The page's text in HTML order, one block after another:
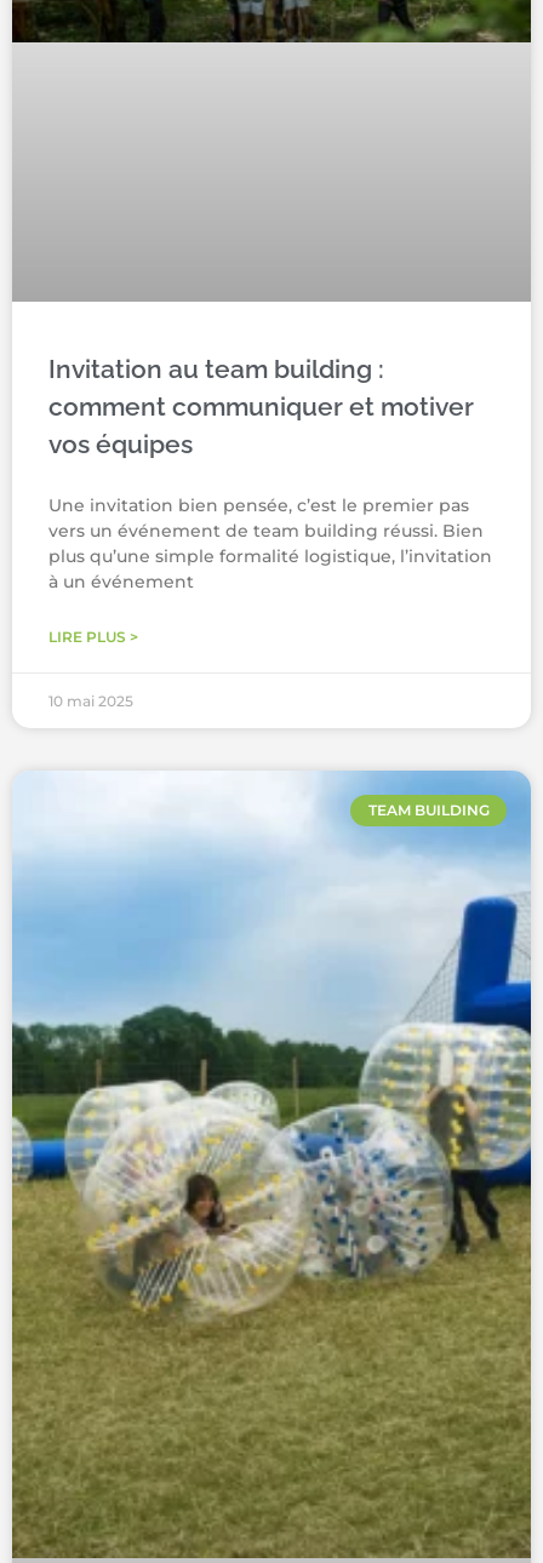
Invitation au team building :
comment communiquer et motiver
vos équipes
Une invitation bien pensée, c’est le premier pas
vers un événement de team building réussi. Bien
plus qu’une simple formalité logistique, l’invitation
à un événement
LIRE PLUS >
10 mai 2025
TEAM BUILDING